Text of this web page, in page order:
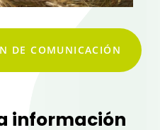
DE COMUNICACIÓN
información